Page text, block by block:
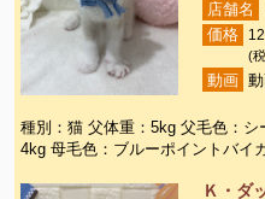
店舗名
価格
(
動画
種別：猫 父体重：5kg 父毛色：シ
4kg 母毛色：ブルーポイントバ
Ｋ・ダ